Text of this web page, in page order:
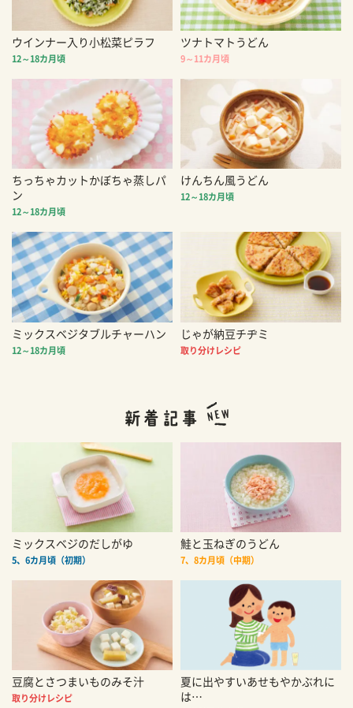
ウインナー入り小松菜ピラフ
12～18カ月頃
ツナトマトうどん
9～11カ月頃
ちっちゃカットかぼちゃ蒸しパ
ン
12～18カ月頃
けんちん風うどん
12～18カ月頃
ミックスベジタブルチャーハン
12～18カ月頃
じゃが納豆チヂミ
取り分けレシピ
ミックスベジのだしがゆ
5、6カ月頃（初期）
鮭と玉ねぎのうどん
7、8カ月頃（中期）
豆腐とさつまいものみそ汁
取り分けレシピ
夏に出やすいあせもやかぶれに
は…